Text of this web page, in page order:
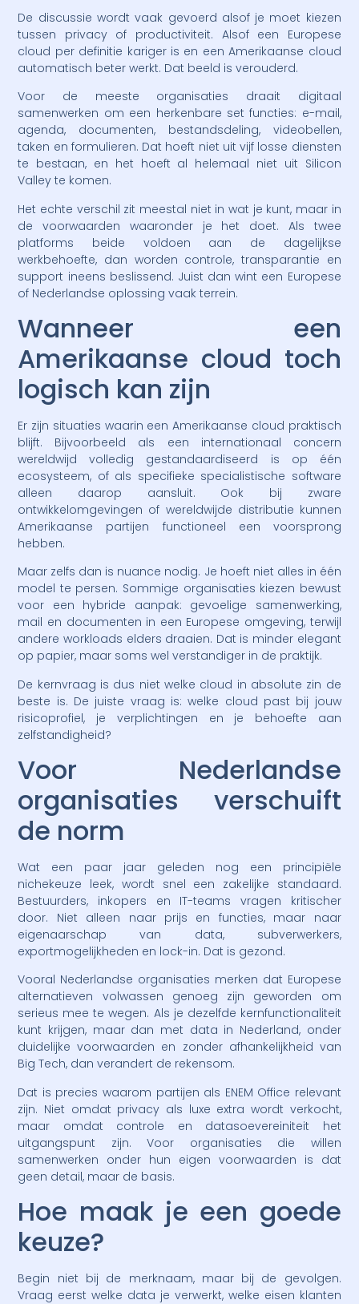
De discussie wordt vaak gevoerd alsof je moet kiezen
tussen privacy of productiviteit. Alsof een Europese
cloud per definitie kariger is en een Amerikaanse cloud
automatisch beter werkt. Dat beeld is verouderd.
Voor de meeste organisaties draait digitaal
samenwerken om een herkenbare set functies: e-mail,
agenda, documenten, bestandsdeling, videobellen,
taken en formulieren. Dat hoeft niet uit vijf losse diensten
te bestaan, en het hoeft al helemaal niet uit Silicon
Valley te komen.
Het echte verschil zit meestal niet in wat je kunt, maar in
de voorwaarden waaronder je het doet. Als twee
platforms beide voldoen aan de dagelijkse
werkbehoefte, dan worden controle, transparantie en
support ineens beslissend. Juist dan wint een Europese
of Nederlandse oplossing vaak terrein.
Wanneer een
Amerikaanse cloud toch
logisch kan zijn
Er zijn situaties waarin een Amerikaanse cloud praktisch
blijft. Bijvoorbeeld als een internationaal concern
wereldwijd volledig gestandaardiseerd is op één
ecosysteem, of als specifieke specialistische software
alleen daarop aansluit. Ook bij zware
ontwikkelomgevingen of wereldwijde distributie kunnen
Amerikaanse partijen functioneel een voorsprong
hebben.
Maar zelfs dan is nuance nodig. Je hoeft niet alles in één
model te persen. Sommige organisaties kiezen bewust
voor een hybride aanpak: gevoelige samenwerking,
mail en documenten in een Europese omgeving, terwijl
andere workloads elders draaien. Dat is minder elegant
op papier, maar soms wel verstandiger in de praktijk.
De kernvraag is dus niet welke cloud in absolute zin de
beste is. De juiste vraag is: welke cloud past bij jouw
risicoprofiel, je verplichtingen en je behoefte aan
zelfstandigheid?
Voor Nederlandse
organisaties verschuift
de norm
Wat een paar jaar geleden nog een principiële
nichekeuze leek, wordt snel een zakelijke standaard.
Bestuurders, inkopers en IT-teams vragen kritischer
door. Niet alleen naar prijs en functies, maar naar
eigenaarschap van data, subverwerkers,
exportmogelijkheden en lock-in. Dat is gezond.
Vooral Nederlandse organisaties merken dat Europese
alternatieven volwassen genoeg zijn geworden om
serieus mee te wegen. Als je dezelfde kernfunctionaliteit
kunt krijgen, maar dan met data in Nederland, onder
duidelijke voorwaarden en zonder afhankelijkheid van
Big Tech, dan verandert de rekensom.
Dat is precies waarom partijen als ENEM Office relevant
zijn. Niet omdat privacy als luxe extra wordt verkocht,
maar omdat controle en datasoevereiniteit het
uitgangspunt zijn. Voor organisaties die willen
samenwerken onder hun eigen voorwaarden is dat
geen detail, maar de basis.
Hoe maak je een goede
keuze?
Begin niet bij de merknaam, maar bij de gevolgen.
Vraag eerst welke data je verwerkt, welke eisen klanten